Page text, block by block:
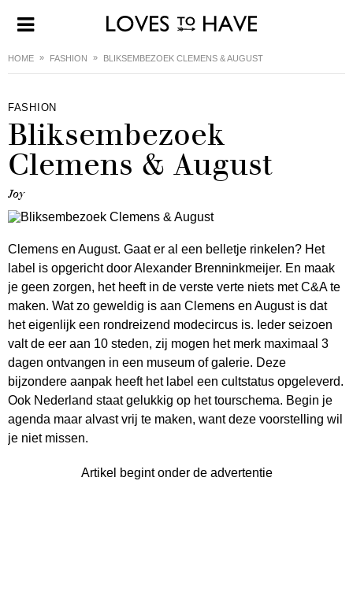
HOME FASHION BLIKSEMBEZOEK CLEMENS & AUGUST
FASHION
Bliksembezoek
Clemens & August
Joy
Clemens en August. Gaat er al een belletje rinkelen? Het
label is opgericht door Alexander Brenninkmeijer. En maak
je geen zorgen, het heeft in de verste verte niets met C&A te
maken. Wat zo geweldig is aan Clemens en August is dat
het eigenlijk een rondreizend modecircus is. Ieder seizoen
valt de eer aan 10 steden, zij mogen het merk maximaal 3
dagen ontvangen in een museum of galerie. Deze
bijzondere aanpak heeft het label een cultstatus opgeleverd.
Ook Nederland staat gelukkig op het tourschema. Begin je
agenda maar alvast vrij te maken, want deze voorstelling wil
je niet missen.
Artikel begint onder de advertentie